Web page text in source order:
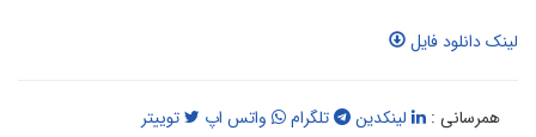
دانلود فایل
همرسانی : لینکدین تلگرام واتس اپ توییتر